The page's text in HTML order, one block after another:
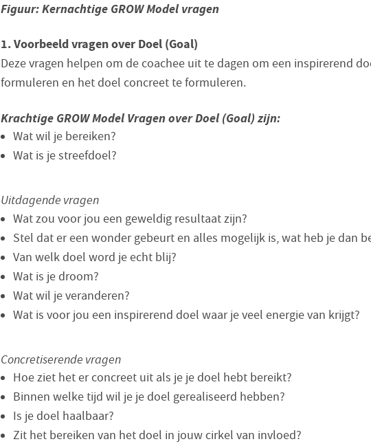
Figuur: Kernachtige GROW Model vragen
1. Voorbeeld vragen over Doel (Goal)
Deze vragen helpen om de coachee uit te dagen om een inspirerend
formuleren en het doel concreet te formuleren.
Krachtige GROW Model Vragen over Doel (Goal) zijn:
Wat wil je bereiken?
Wat is je streefdoel?
Uitdagende vragen
Wat zou voor jou een geweldig resultaat zijn?
Stel dat er een wonder gebeurt en alles mogelijk is, wat heb je dan
Van welk doel word je echt blij?
Wat is je droom?
Wat wil je veranderen?
Wat is voor jou een inspirerend doel waar je veel energie van krijgt?
Concretiserende vragen
Hoe ziet het er concreet uit als je je doel hebt bereikt?
Binnen welke tijd wil je je doel gerealiseerd hebben?
Is je doel haalbaar?
Zit het bereiken van het doel in jouw cirkel van invloed?